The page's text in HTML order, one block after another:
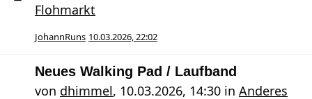
Flohmarkt
JohannRuns 10.03.2026, 22:02
Neues Walking Pad / Laufband
von dhimmel, 10.03.2026, 14:30 in Anderes